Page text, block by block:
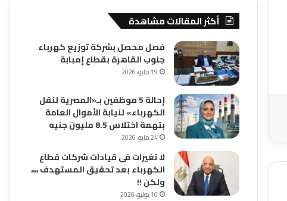
أكثر المقالات مشاهدة
فصل محصل بشركة توزيع كهرباء
جنوب القاهرة بقطاع إمبابة
19 مايو، 2026
إحالة 5 موظفين بـ«المصرية لنقل
الكهرباء» لنيابة الأموال العامة
بتهمة اختلاس 8.5 مليون جنيه
24 مايو، 2026
لا تغيرات فى قيادات شركات قطاع
الكهرباء بعد تحقيق المستهدف ،،،،
ولكن !!
10 يوليو، 2026